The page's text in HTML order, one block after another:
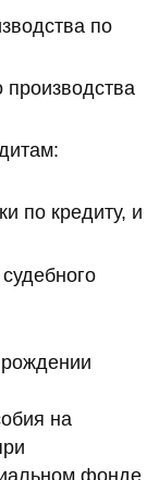
по
производства
по кредиту, и
на
фонде